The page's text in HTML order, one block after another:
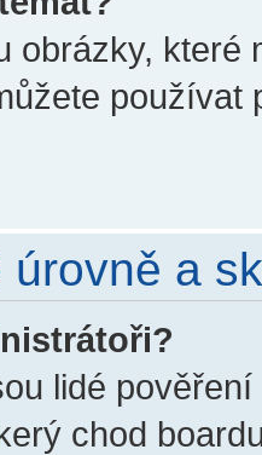
obrázky,
používat
úrovně a
lidé
chod